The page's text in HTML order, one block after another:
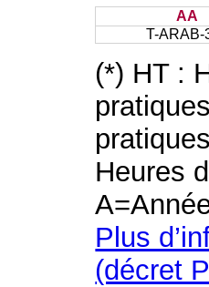
AA
T-ARAB-
(*) HT :
Heures
Plus
(décret